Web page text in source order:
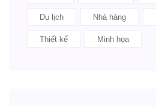
Du lịch Nhà hàng
Thiết kế Minh họa